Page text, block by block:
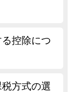
控除につ
方式の選